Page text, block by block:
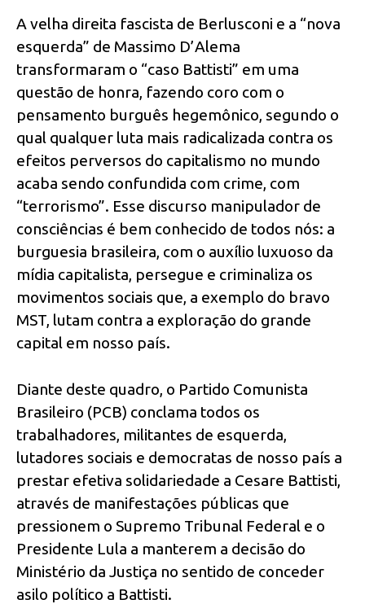
A velha direita fascista de Berlusconi e a “nova
esquerda” de Massimo D’Alema
transformaram o “caso Battisti” em uma
questão de honra, fazendo coro com o
pensamento burguês hegemônico, segundo o
qual qualquer luta mais radicalizada contra os
efeitos perversos do capitalismo no mundo
acaba sendo confundida com crime, com
“terrorismo”. Esse discurso manipulador de
consciências é bem conhecido de todos nós: a
burguesia brasileira, com o auxílio luxuoso da
mídia capitalista, persegue e criminaliza os
movimentos sociais que, a exemplo do bravo
MST, lutam contra a exploração do grande
capital em nosso país.
Diante deste quadro, o Partido Comunista
Brasileiro (PCB) conclama todos os
trabalhadores, militantes de esquerda,
lutadores sociais e democratas de nosso país a
prestar efetiva solidariedade a Cesare Battisti,
através de manifestações públicas que
pressionem o Supremo Tribunal Federal e o
Presidente Lula a manterem a decisão do
Ministério da Justiça no sentido de conceder
asilo político a Battisti.